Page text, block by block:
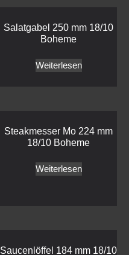
Salatgabel 250 mm 18/10
Boheme
Weiterlesen
Steakmesser Mo 224 mm
18/10 Boheme
Weiterlesen
Saucenlöffel 184 mm 18/10